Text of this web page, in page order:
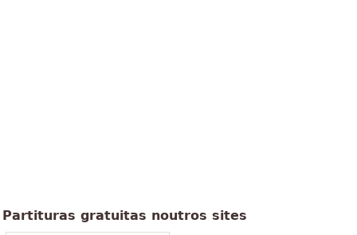
Partituras gratuitas noutros sites